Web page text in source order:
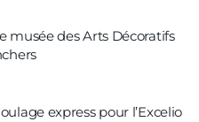
musée des Arts Décoratifs
express pour l’Excelio